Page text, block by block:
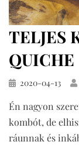
TELJES
QUICHE
Közzétéve
2020-04-13
Én nagyon
kombót, de
ráunnak és